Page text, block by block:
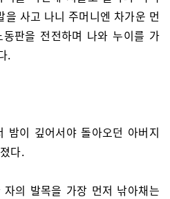
사고 나니 주머니엔 차가운 먼
판을 전전하며 나와 누이를 가
.
밤이 깊어서야 돌아오던 아버지
다.
의 발목을 가장 먼저 낚아채는